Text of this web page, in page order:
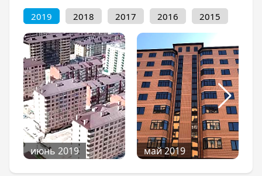
2019 2018 2017 2016 2015
июнь 2019 май 2019